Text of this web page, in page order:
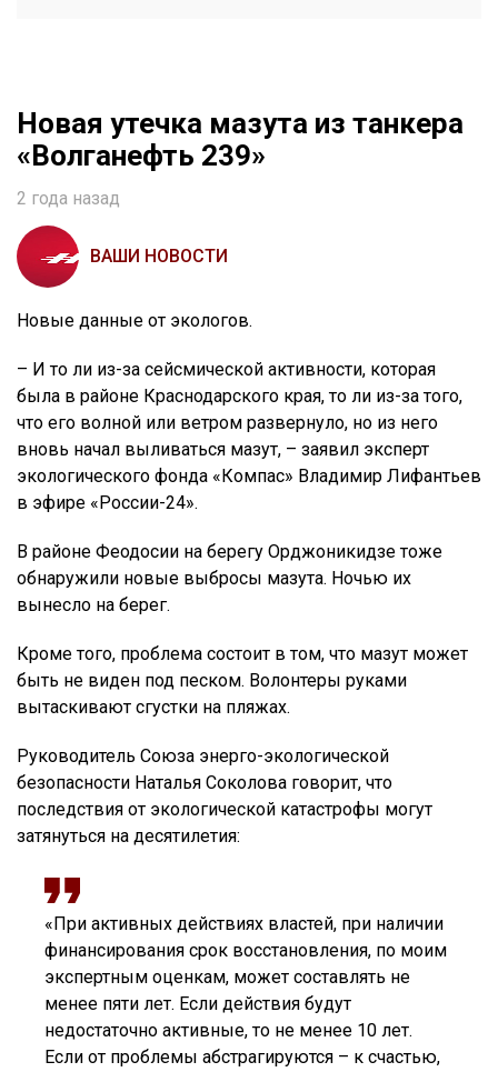
Новая утечка мазута из танкера
«Волганефть 239»
2 года назад
ВАШИ НОВОСТИ
Новые данные от экологов.
– И то ли из-за сейсмической активности, которая
была в районе Краснодарского края, то ли из-за того,
что его волной или ветром развернуло, но из него
вновь начал выливаться мазут, – заявил эксперт
экологического фонда «Компас» Владимир Лифантьев
в эфире «России-24».
В районе Феодосии на берегу Орджоникидзе тоже
обнаружили новые выбросы мазута. Ночью их
вынесло на берег.
Кроме того, проблема состоит в том, что мазут может
быть не виден под песком. Волонтеры руками
вытаскивают сгустки на пляжах.
Руководитель Союза энерго-экологической
безопасности Наталья Соколова говорит, что
последствия от экологической катастрофы могут
затянуться на десятилетия:
«При активных действиях властей, при наличии
финансирования срок восстановления, по моим
экспертным оценкам, может составлять не
менее пяти лет. Если действия будут
недостаточно активные, то не менее 10 лет.
Если от проблемы абстрагируются – к счастью,